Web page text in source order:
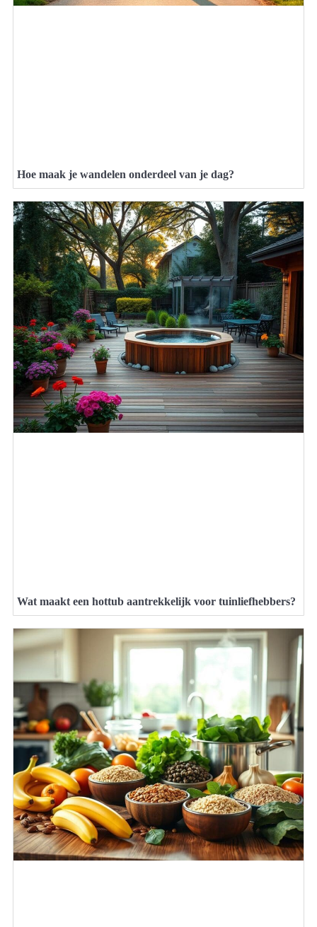
Hoe maak je wandelen onderdeel van je dag?
Wat maakt een hottub aantrekkelijk voor tuinliefhebbers?